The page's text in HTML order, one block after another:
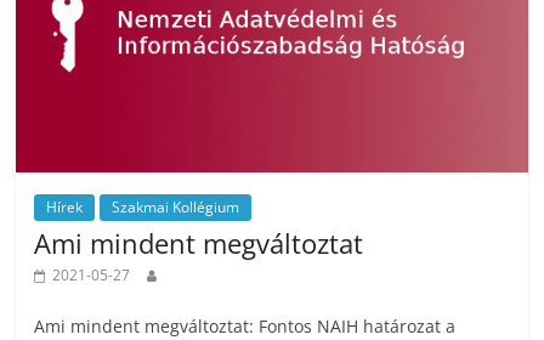
Hírek Szakmai Kollégium
Ami mindent megváltoztat
2021-05-27
Ami mindent megváltoztat: Fontos NAIH határozat a